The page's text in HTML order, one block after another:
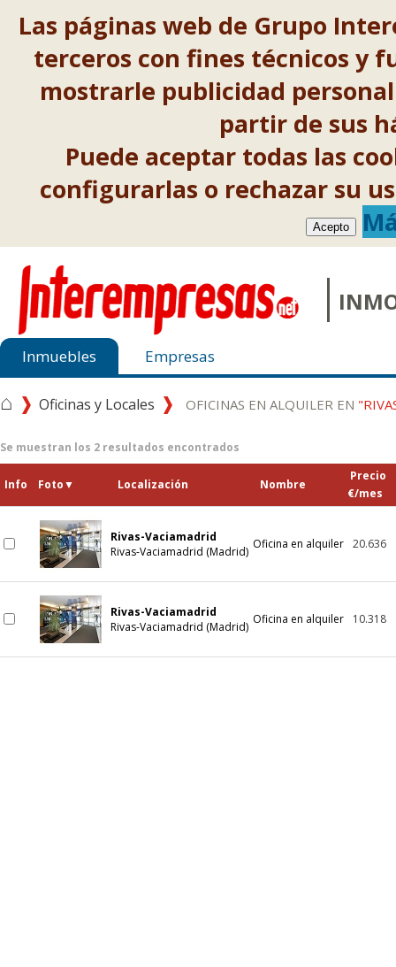
Las páginas web de Grupo
terceros con fines técnicos y
mostrarle publicidad
partir de sus
Puede aceptar todas las
configurarlas o rechazar su
Acepto
Inmuebles Empresas
⌂ Oficinas y Locales OFICINAS EN ALQUILER EN
Se muestran los 2 resultados encontrados
Info Foto▼ Localización Nombre
Precio
€/mes
Rivas-Vaciamadrid
Rivas-Vaciamadrid (Madrid)
Oficina en alquiler 20.636
Rivas-Vaciamadrid
Rivas-Vaciamadrid (Madrid)
Oficina en alquiler 10.318